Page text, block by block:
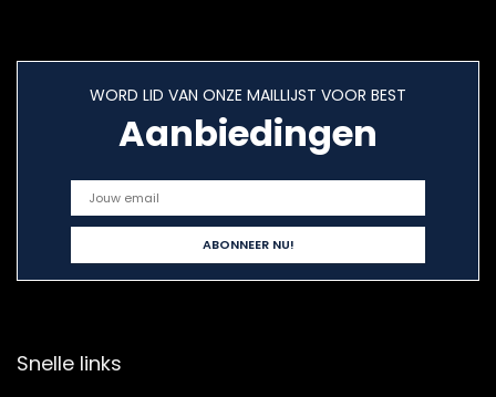
WORD LID VAN ONZE MAILLIJST VOOR BEST
Aanbiedingen
Snelle links